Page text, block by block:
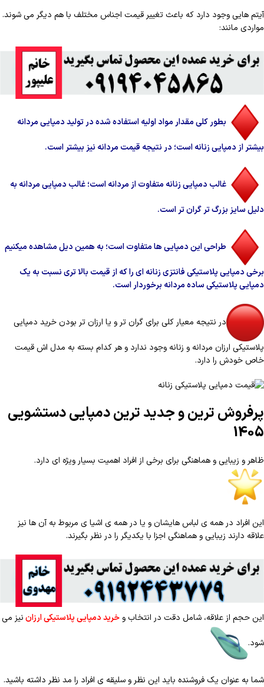
آیتم هایی وجود دارد که باعث تغییر قیمت اجناس مختلف با هم دیگر می شوند.
مواردی مانند:
بطور کلی مقدار مواد اولیه استفاده شده در تولید دمپایی مردانه
بیشتر از دمپایی زنانه است؛ در نتیجه قیمت مردانه نیز بیشتر است.
غالب دمپایی زنانه متفاوت از مردانه است؛ غالب دمپایی مردانه به
دلیل سایز بزرگ تر گران تر است.
طراحی این دمپایی ها متفاوت است؛ به همین دیل مشاهده میکنیم
برخی دمپایی پلاستیکی فانتزی زنانه ای را که از قیمت بالا تری نسبت به یک
دمپایی پلاستیکی ساده مردانه برخوردار است.
در نتیجه معیار کلی برای گران تر و یا ارزان تر بودن خرید دمپایی
پلاستیکی ارزان مردانه و زنانه وجود ندارد و هر کدام بسته به مدل اش قیمت
خاص خودش را دارد.
پرفروش ترین و جدید ترین دمپایی دستشویی
1405
ظاهر و زیبایی و هماهنگی برای برخی از افراد اهمیت بسیار ویژه ای دارد.
این افراد در همه ی لباس هایشان و یا در همه ی اشیا ی مربوط به آن ها نیز
علاقه دارند زیبایی و هماهنگی اجزا با یکدیگر را در نظر بگیرند.
این حجم از علاقه، شامل دقت در انتخاب و خرید دمپایی پلاستیکی ارزاننیز می
شود.
شما به عنوان یک فروشنده باید این نظر و سلیقه ی افراد را مد نظر داشته باشید.